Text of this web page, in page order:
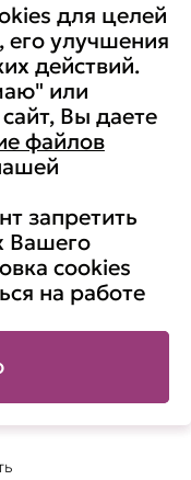
с
на получение
с политикой
д.38, стр.1
для целей
его улучшения
действий.
или
Вы даете
файлов
запретить
Вашего
cookies
на работе